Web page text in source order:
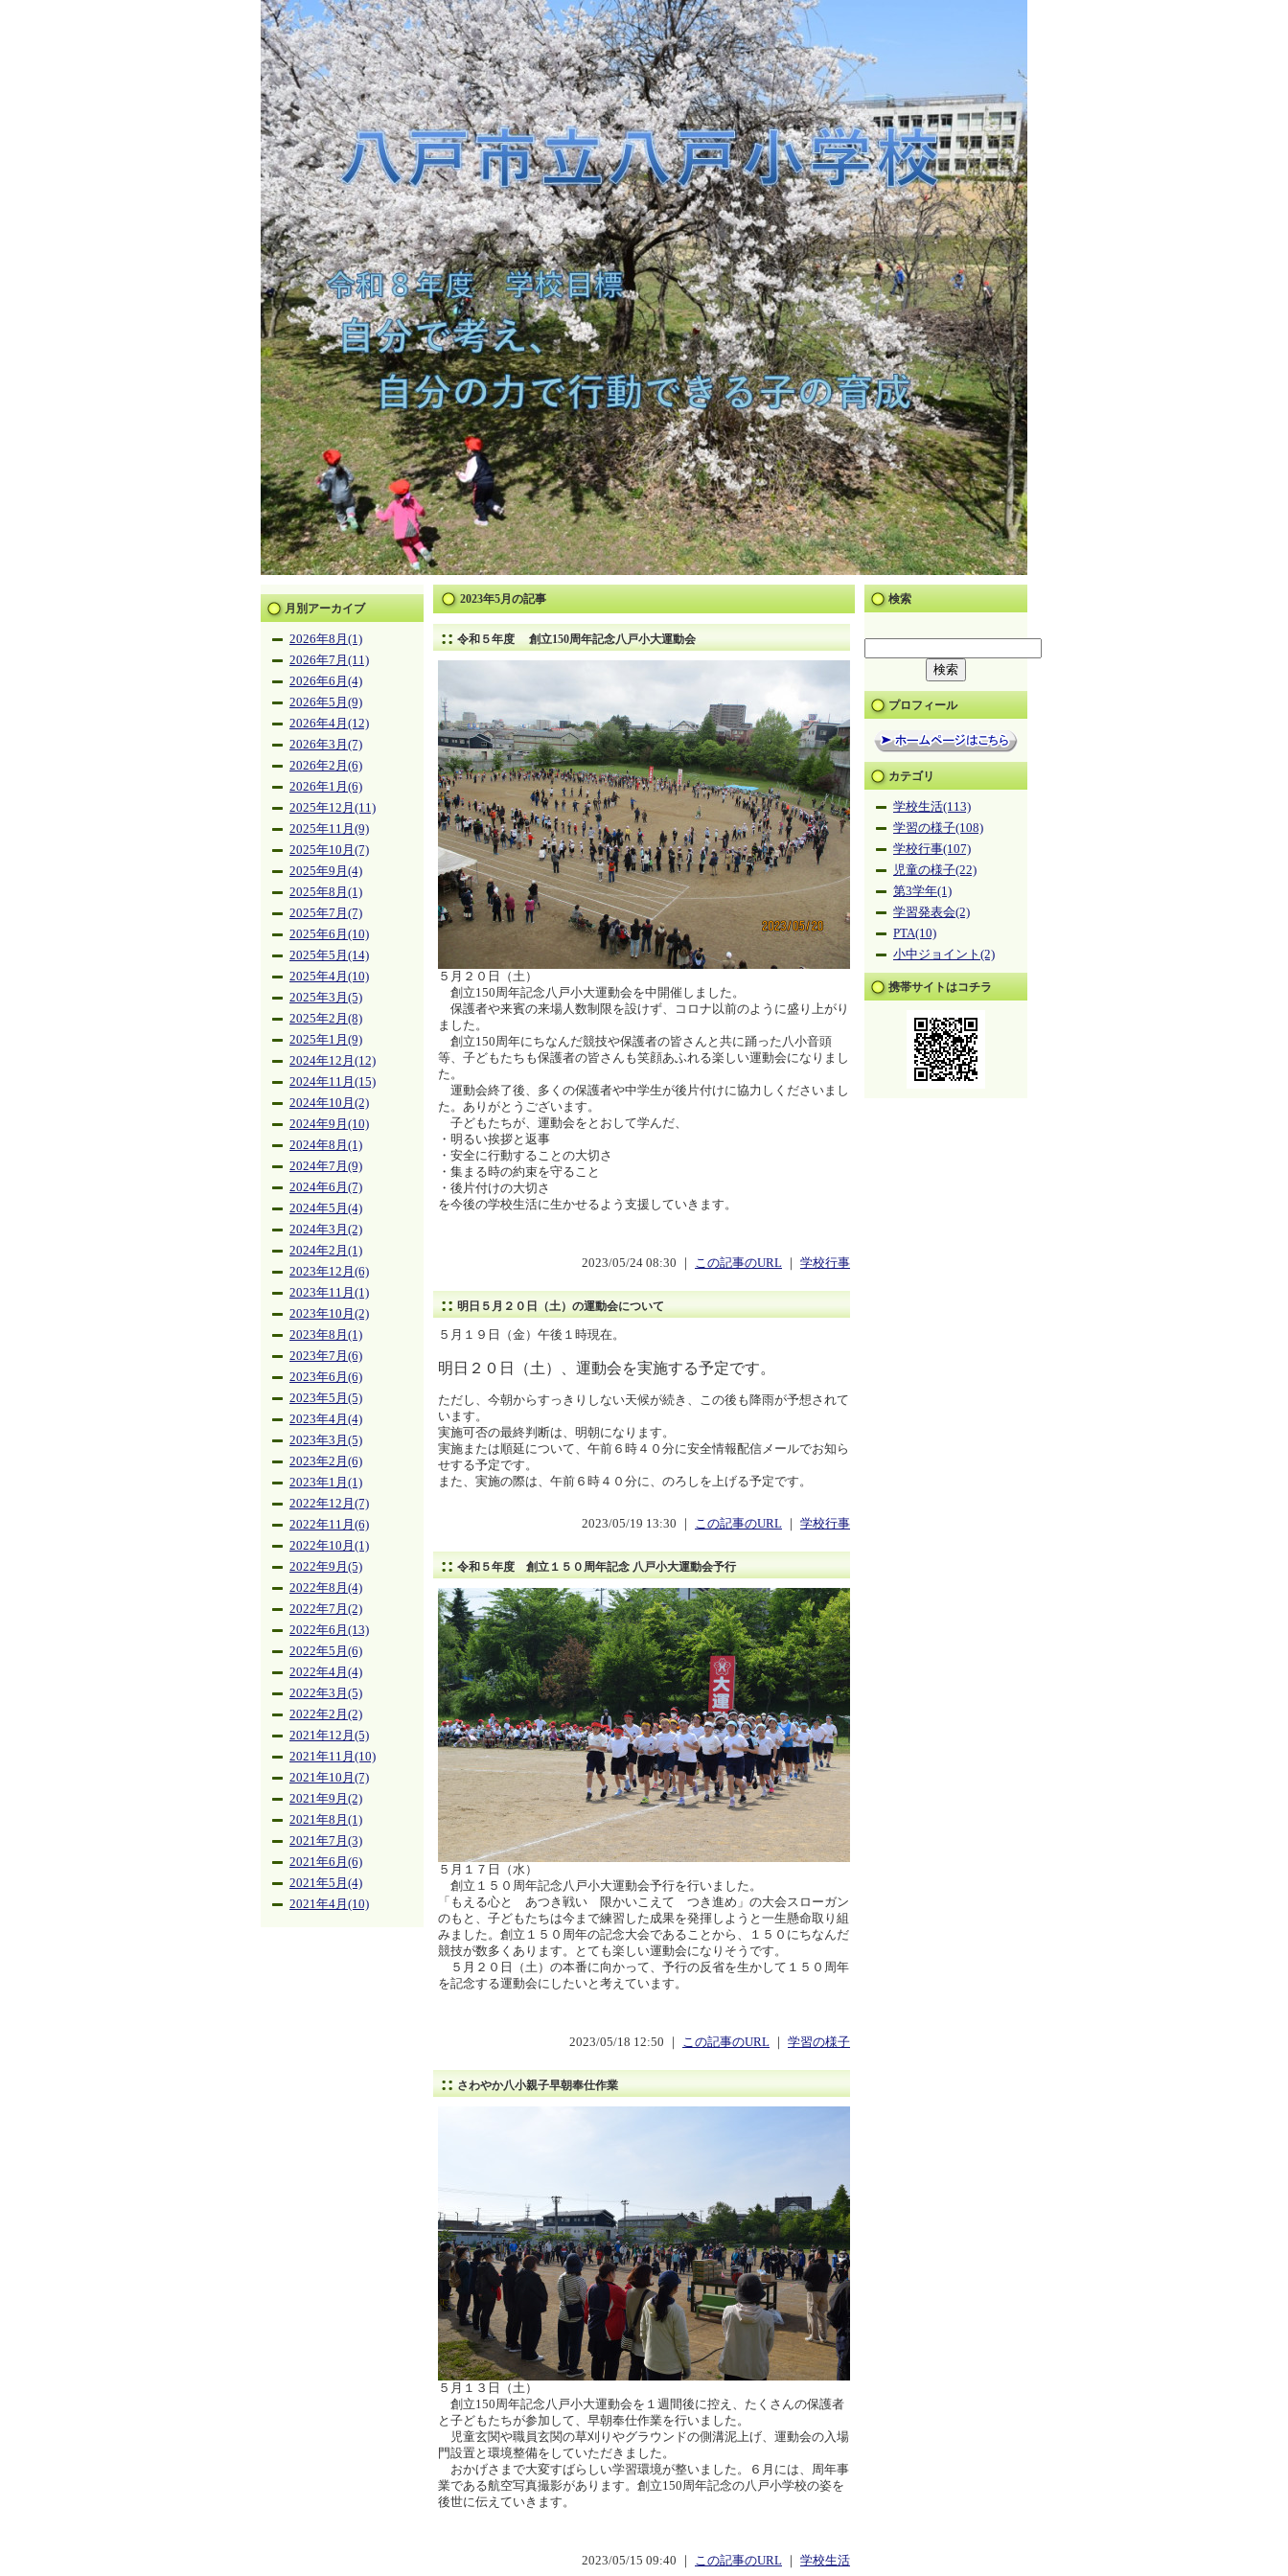
月別アーカイブ
2026年8月(1)
2026年7月(11)
2026年6月(4)
2026年5月(9)
2026年4月(12)
2026年3月(7)
2026年2月(6)
2026年1月(6)
2025年12月(11)
2025年11月(9)
2025年10月(7)
2025年9月(4)
2025年8月(1)
2025年7月(7)
2025年6月(10)
2025年5月(14)
2025年4月(10)
2025年3月(5)
2025年2月(8)
2025年1月(9)
2024年12月(12)
2024年11月(15)
2024年10月(2)
2024年9月(10)
2024年8月(1)
2024年7月(9)
2024年6月(7)
2024年5月(4)
2024年3月(2)
2024年2月(1)
2023年12月(6)
2023年11月(1)
2023年10月(2)
2023年8月(1)
2023年7月(6)
2023年6月(6)
2023年5月(5)
2023年4月(4)
2023年3月(5)
2023年2月(6)
2023年1月(1)
2022年12月(7)
2022年11月(6)
2022年10月(1)
2022年9月(5)
2022年8月(4)
2022年7月(2)
2022年6月(13)
2022年5月(6)
2022年4月(4)
2022年3月(5)
2022年2月(2)
2021年12月(5)
2021年11月(10)
2021年10月(7)
2021年9月(2)
2021年8月(1)
2021年7月(3)
2021年6月(6)
2021年5月(4)
2021年4月(10)
検索
プロフィール
カテゴリ
学校生活(113)
学習の様子(108)
学校行事(107)
児童の様子(22)
第3学年(1)
学習発表会(2)
PTA(10)
小中ジョイント(2)
携帯サイトはコチラ
2023年5月の記事
令和５年度 創立150周年記念八戸小大運動会
５月２０日（土）
創立150周年記念八戸小大運動会を中開催しました。
保護者や来賓の来場人数制限を設けず、コロナ以前のように盛り上がり
ました。
創立150周年にちなんだ競技や保護者の皆さんと共に踊った八小音頭
等、子どもたちも保護者の皆さんも笑顔あふれる楽しい運動会になりまし
た。
運動会終了後、多くの保護者や中学生が後片付けに協力しくださいまし
た。ありがとうございます。
子どもたちが、運動会をとおして学んだ、
・明るい挨拶と返事
・安全に行動することの大切さ
・集まる時の約束を守ること
・後片付けの大切さ
を今後の学校生活に生かせるよう支援していきます。
2023/05/24 08:30 ｜ この記事のURL 学校行事
明日５月２０日（土）の運動会について
５月１９日（金）午後１時現在。
明日２０日（土）、運動会を実施する予定です。
ただし、今朝からすっきりしない天候が続き、この後も降雨が予想されて
います。
実施可否の最終判断は、明朝になります。
実施または順延について、午前６時４０分に安全情報配信メールでお知ら
せする予定です。
また、実施の際は、午前６時４０分に、のろしを上げる予定です。
2023/05/19 13:30 ｜ この記事のURL 学校行事
令和５年度 創立１５０周年記念 八戸小大運動会予行
５月１７日（水）
創立１５０周年記念八戸小大運動会予行を行いました。
「もえる心と あつき戦い 限かいこえて つき進め」の大会スローガン
のもと、子どもたちは今まで練習した成果を発揮しようと一生懸命取り組
みました。創立１５０周年の記念大会であることから、１５０にちなんだ
競技が数多くあります。とても楽しい運動会になりそうです。
５月２０日（土）の本番に向かって、予行の反省を生かして１５０周年
を記念する運動会にしたいと考えています。
2023/05/18 12:50 ｜ この記事のURL 学習の様子
さわやか八小親子早朝奉仕作業
５月１３日（土）
創立150周年記念八戸小大運動会を１週間後に控え、たくさんの保護者
と子どもたちが参加して、早朝奉仕作業を行いました。
児童玄関や職員玄関の草刈りやグラウンドの側溝泥上げ、運動会の入場
門設置と環境整備をしていただきました。
おかげさまで大変すばらしい学習環境が整いました。６月には、周年事
業である航空写真撮影があります。創立150周年記念の八戸小学校の姿を
後世に伝えていきます。
2023/05/15 09:40 ｜ この記事のURL 学校生活